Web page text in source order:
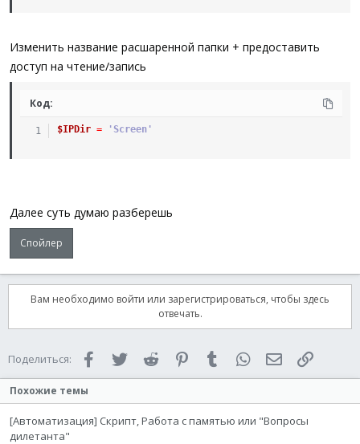
Изменить название расшаренной папки + предоставить
доступ на чтение/запись
Код:
$IPDir = 'Screen'
Далее суть думаю разберешь
Спойлер
Вам необходимо войти или зарегистрироваться, чтобы здесь
отвечать.
Поделиться: FacebookTwitter Reddit PinterestTumblr WhatsAppЭлектронная
Похожие темы
[Автоматизация] Скрипт, Работа с памятью или "Вопросы
дилетанта"